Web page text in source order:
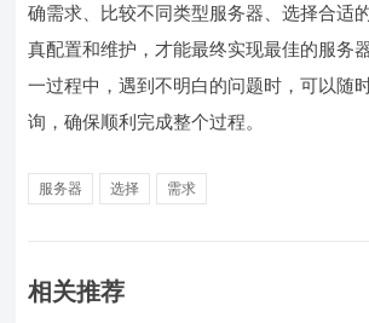
确需求、比较不同类型服务器、选择合适
真配置和维护，才能最终实现最佳的服务
一过程中，遇到不明白的问题时，可以随
询，确保顺利完成整个过程。
服务器 选择 需求
相关推荐